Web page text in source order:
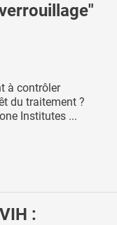
à contrôler
du traitement ?
Institutes ...
: